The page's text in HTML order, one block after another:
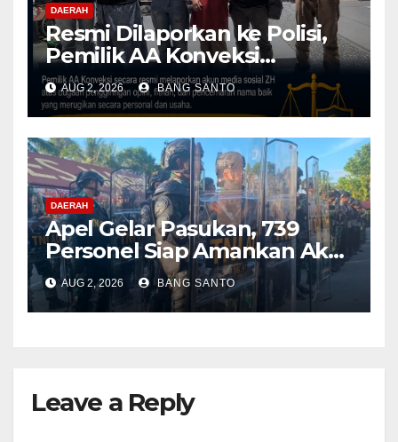
DAERAH
Resmi Dilaporkan ke Polisi,
Pemilik AA Konveksi
Didampingi Tim Advokat
Lentera Netizen Indonesia (L-
NET-ID)
AUG 2, 2026 BANG SANTO
DAERAH
Apel Gelar Pasukan, 739
Personel Siap Amankan Aksi
Damai KNPB di Kantor MRP
Papua Tengah
AUG 2, 2026 BANG SANTO
Leave a Reply